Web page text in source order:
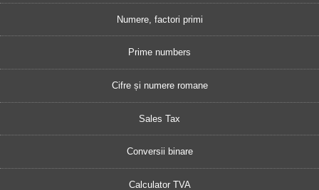
Numere, factori primi
Prime numbers
Cifre și numere romane
Sales Tax
Conversii binare
Calculator TVA